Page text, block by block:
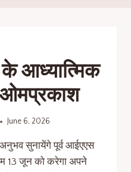
के आध्यात्मिक
June 6, 2026
अनुभव सुनायेंगे पूर्व आईएएस
13 जून को करेगा अपने